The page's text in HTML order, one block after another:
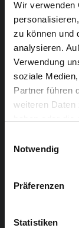
Wir verwenden
zu können und
analysieren.
Verwendung
soziale
Partner führen
weiteren Daten
Notwendig
Präferenzen
Statistiken
werden für
zeigen auf,
13.10.